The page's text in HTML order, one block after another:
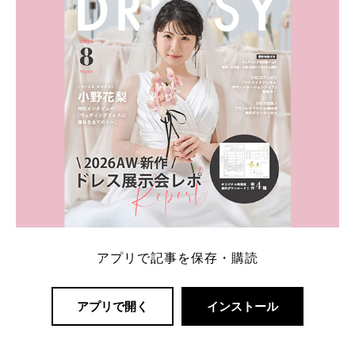
アプリで記事を保存・購読
アプリで開く インストール